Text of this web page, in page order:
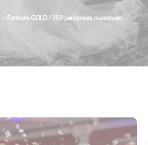
> Formule GOLD / 350 personnes maximum